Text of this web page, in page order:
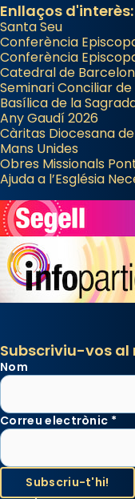
Enllaços d'interès:
Santa Seu
Conferència
Conferència
Catedral de
Seminari Conciliar
Basílica de la
Any Gaudí 2026
Càritas Diocesana
Mans Unides
Obres Missionals
Ajuda a l’Església
Subscriviu-vos
Nom
Correu electrònic *